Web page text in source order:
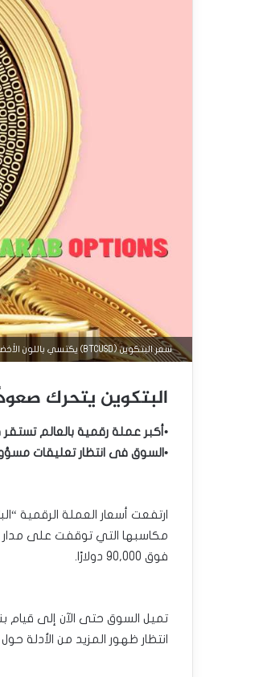
سعر البتكوين (BTCUSD) يكتسي باللون الأخضر – توقعات اليوم – 30-06-2025
البتكوين يتحرك
•أكبر عملة رقمية بالعالم تستقر فوق 90,000 دولارًا لكل
•السوق فى انتظار تعليقات
ارتفعت أسعار العملة الرقمية
مكاسبها التي توقفت على مدار
فوق 90,000 دولارًا.
تميل السوق حتى الآن إلى قيام
انتظار ظهور المزيد من الأدلة